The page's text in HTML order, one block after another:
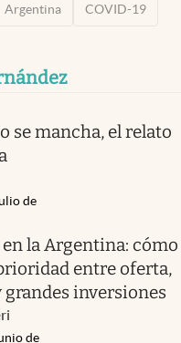
Argentina COVID-19
se mancha, el relato
de
la Argentina: cómo
entre oferta,
inversiones
de